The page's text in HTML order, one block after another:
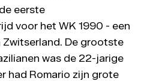
eerste
voor het WK 1990 - een
De grootste
was de 22-jarige
had Romario zijn grote